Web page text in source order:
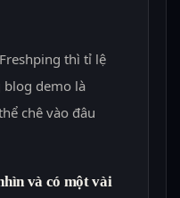
thì tỉ lệ
blog demo là
chê vào đâu
và có một vài